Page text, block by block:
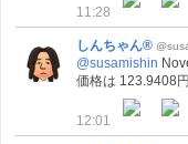
11:28
しんちゃん®
@susamishin
価格は 123.9408
12:01